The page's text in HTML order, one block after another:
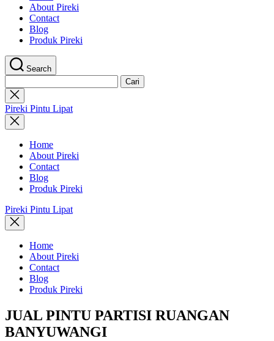
About Pireki
Contact
Blog
Produk Pireki
Search
untuk:
Close
search
Pireki Pintu Lipat
Home
About Pireki
Contact
Blog
Produk Pireki
Pireki Pintu Lipat
Home
About Pireki
Contact
Blog
Produk Pireki
JUAL PINTU PARTISI RUANGAN
BANYUWANGI